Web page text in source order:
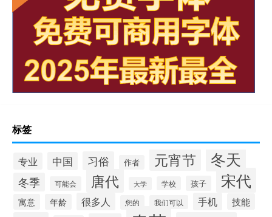
标签
专业 中国 习俗 作者 元宵节 冬天
冬季 可能会 唐代 大学 学校 孩子 宋代
寓意 年龄 很多人 您的 我们可以 手机 技能